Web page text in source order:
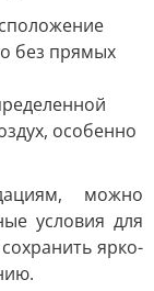
без прямых
особенно
можно
условия для
ярко-